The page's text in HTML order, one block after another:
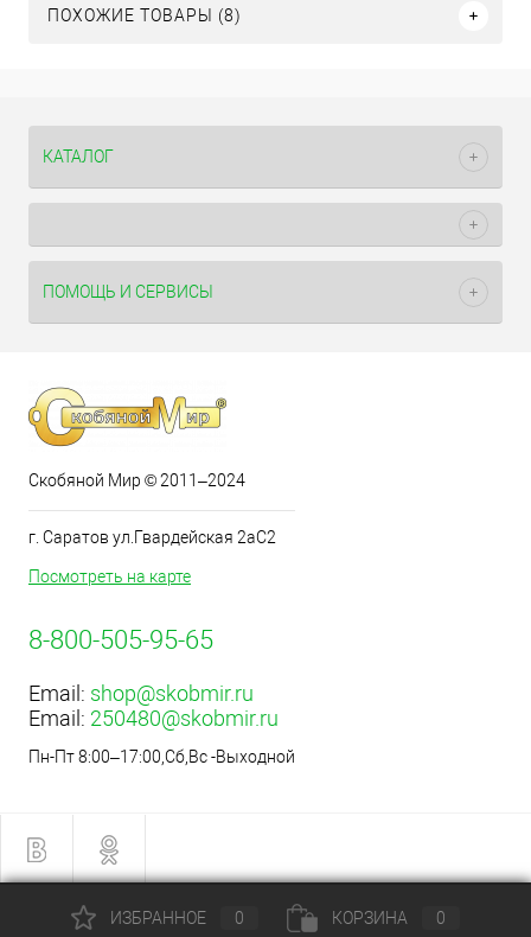
ПОХОЖИЕ ТОВАРЫ (8)
КАТАЛОГ
ПОМОЩЬ И СЕРВИСЫ
Скобяной Мир © 2011–2024
г. Саратов ул.Гвардейская 2аС2
Посмотреть на карте
8-800-505-95-65
Email: shop@skobmir.ru
Email: 250480@skobmir.ru
Пн-Пт 8:00–17:00,Сб,Вс -Выходной
ИЗБРАННОЕ 0 КОРЗИНА 0